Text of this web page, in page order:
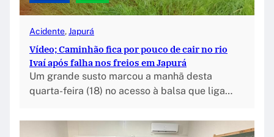
Acidente, Japurá
Vídeo; Caminhão fica por pouco de cair no rio
Ivaí após falha nos freios em Japurá
Um grande susto marcou a manhã desta
quarta-feira (18) no acesso à balsa que liga…